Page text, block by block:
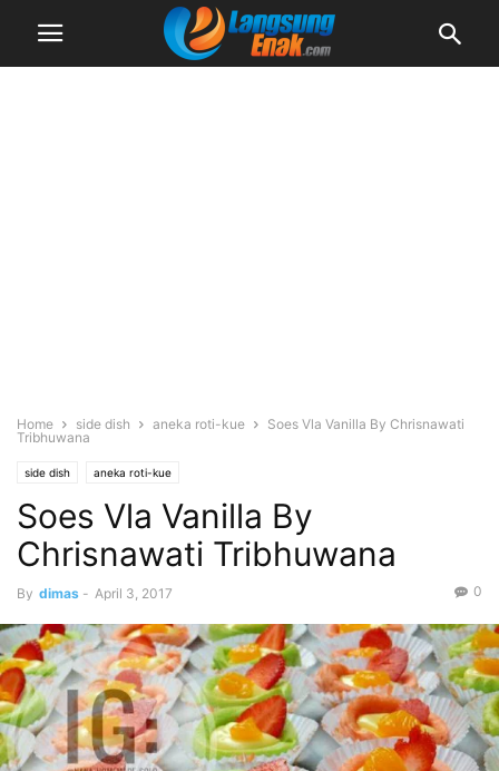
Home side dish aneka roti-kue
Soes Vla Vanilla By Chrisnawati
Tribhuwana
side dish aneka roti-kue
Soes Vla Vanilla By
Chrisnawati Tribhuwana
By dimas - April 3, 2017 0